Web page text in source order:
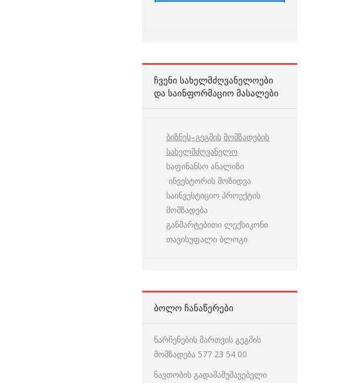
ᲩᲕᲔᲜᲘ ᲡᲐᲮᲔᲚᲛᲫᲦᲕᲐᲜᲔᲚᲝᲔᲑᲘ
ᲓᲐ ᲡᲐᲘᲜᲤᲝᲠᲛᲐᲪᲘᲝ ᲛᲐᲡᲐᲚᲔᲑᲘ
ბიზნეს–გეგმის მომზადების
სახელმძღვანელო
საფინანსო ანალიზი
ინვესტორის მოზიდვა
საინვესტიციო პროექტის
მომზადება
განმარტებითი ლექსიკონი
თავისუფალი ბლოგი
ᲑᲝᲚᲝ ᲩᲐᲜᲐᲬᲔᲠᲔᲑᲘ
ნარჩენების მართვის გეგმის
მომზადება 577 23 54 00
ნავთობის გადამამუშავებელი